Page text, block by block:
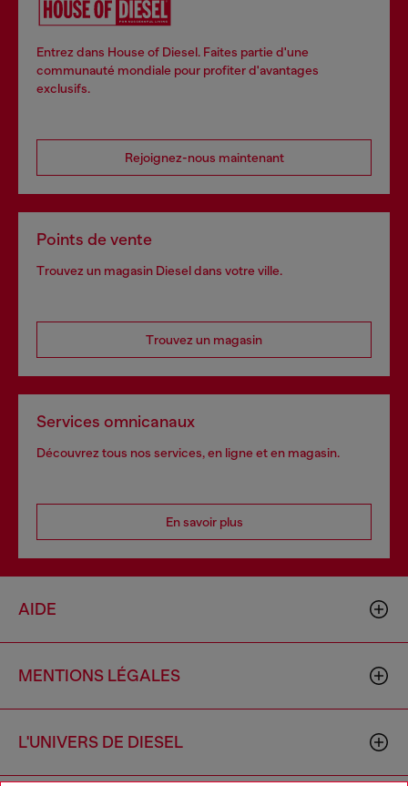
Entrez dans House of Diesel. Faites partie d'une
communauté mondiale pour profiter d'avantages
exclusifs.
Rejoignez-nous maintenant
Points de vente
Trouvez un magasin Diesel dans votre ville.
Trouvez un magasin
Services omnicanaux
Découvrez tous nos services, en ligne et en magasin.
En savoir plus
AIDE
MENTIONS LÉGALES
L'UNIVERS DE DIESEL